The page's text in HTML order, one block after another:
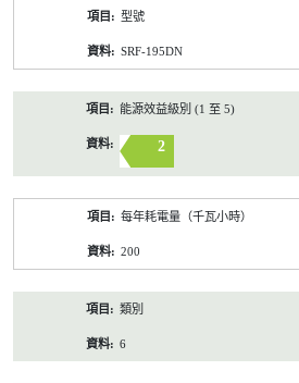
型號
SRF-195DN
能源效益級別 (1 至 5)
2
每年耗電量（千瓦小時）
200
類別
6